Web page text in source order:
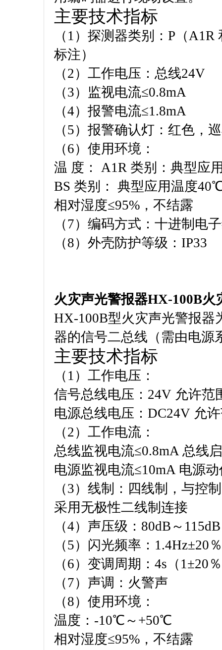
主要技术指标
（1）探测器类别：P（
标注）
（2）工作电压：总线24V
（3）监视电流≤0.8mA
（4）报警电流≤1.8mA
（5）报警确认灯：红色，
（6）使用环境：
温 度： A1R 类别：典型
BS 类别： 典型应用温度
相对湿度≤95%，不结露
（7）编码方式：十进制电
（8）外壳防护等级：IP33
火灾声光警报器HX-100B火
HX-100B型火灾声光警报器
器的信号二总线（需由电源
主要技术指标
（1）工作电压：
信号总线电压：24V 允许范
电源总线电压：DC24V 允
（2）工作电流：
总线监视电流≤0.8mA 总线
电源监视电流≤10mA 电源
（3）线制：四线制，与控
采用无极性二线制连接
（4）声压级：80dB～
（5）闪光频率：1.4Hz±20％
（6）变调周期：4s（1±20
（7）声调：火警声
（8）使用环境：
温度：-10℃～+50℃
相对湿度≤95%，不结露